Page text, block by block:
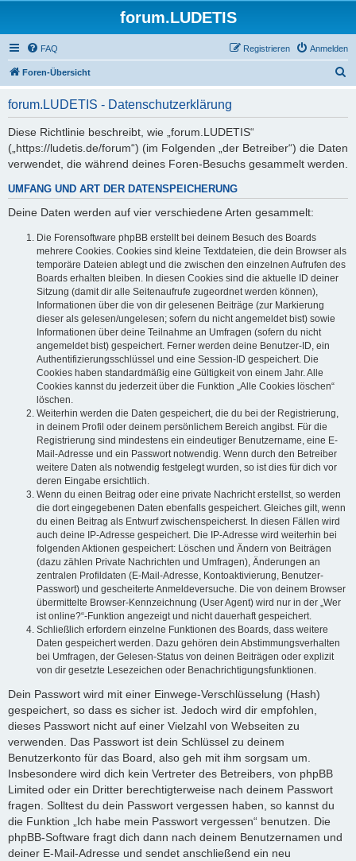
forum.LUDETIS
FAQ Anmelden
Registrieren
Foren-Übersicht
forum.LUDETIS - Datenschutzerklärung
Diese Richtlinie beschreibt, wie „forum.LUDETIS“
(„https://ludetis.de/forum“) (im Folgenden „der Betreiber“) die Daten
verwendet, die während deines Foren-Besuchs gesammelt werden.
UMFANG UND ART DER DATENSPEICHERUNG
Deine Daten werden auf vier verschiedene Arten gesammelt:
Die Forensoftware phpBB erstellt bei deinem Besuch des Boards
mehrere Cookies. Cookies sind kleine Textdateien, die dein Browser als
temporäre Dateien ablegt und die zwischen den einzelnen Aufrufen des
Boards erhalten bleiben. In diesen Cookies sind die aktuelle ID deiner
Sitzung (damit dir alle Seitenaufrufe zugeordnet werden können),
Informationen über die von dir gelesenen Beiträge (zur Markierung
dieser als gelesen/ungelesen; sofern du nicht angemeldet bist) sowie
Informationen über deine Teilnahme an Umfragen (sofern du nicht
angemeldet bist) gespeichert. Ferner werden deine Benutzer-ID, ein
Authentifizierungsschlüssel und eine Session-ID gespeichert. Die
Cookies haben standardmäßig eine Gültigkeit von einem Jahr. Alle
Cookies kannst du jederzeit über die Funktion „Alle Cookies löschen“
löschen.
Weiterhin werden die Daten gespeichert, die du bei der Registrierung,
in deinem Profil oder deinem persönlichem Bereich angibst. Für die
Registrierung sind mindestens ein eindeutiger Benutzername, eine E-
Mail-Adresse und ein Passwort notwendig. Wenn durch den Betreiber
weitere Daten als notwendig festgelegt wurden, so ist dies für dich vor
deren Eingabe ersichtlich.
Wenn du einen Beitrag oder eine private Nachricht erstellst, so werden
die dort eingegebenen Daten ebenfalls gespeichert. Gleiches gilt, wenn
du einen Beitrag als Entwurf zwischenspeicherst. In diesen Fällen wird
auch deine IP-Adresse gespeichert. Die IP-Adresse wird weiterhin bei
folgenden Aktionen gespeichert: Löschen und Ändern von Beiträgen
(dazu zählen Private Nachrichten und Umfragen), Änderungen an
zentralen Profildaten (E-Mail-Adresse, Kontoaktivierung, Benutzer-
Passwort) und gescheiterte Anmeldeversuche. Die von deinem Browser
übermittelte Browser-Kennzeichnung (User Agent) wird nur in der „Wer
ist online?“-Funktion angezeigt und nicht dauerhaft gespeichert.
Schließlich erfordern einzelne Funktionen des Boards, dass weitere
Daten gespeichert werden. Dazu gehören dein Abstimmungsverhalten
bei Umfragen, der Gelesen-Status von deinen Beiträgen oder explizit
von dir gesetzte Lesezeichen oder Benachrichtigungsfunktionen.
Dein Passwort wird mit einer Einwege-Verschlüsselung (Hash)
gespeichert, so dass es sicher ist. Jedoch wird dir empfohlen,
dieses Passwort nicht auf einer Vielzahl von Webseiten zu
verwenden. Das Passwort ist dein Schlüssel zu deinem
Benutzerkonto für das Board, also geh mit ihm sorgsam um.
Insbesondere wird dich kein Vertreter des Betreibers, von phpBB
Limited oder ein Dritter berechtigterweise nach deinem Passwort
fragen. Solltest du dein Passwort vergessen haben, so kannst du
die Funktion „Ich habe mein Passwort vergessen“ benutzen. Die
phpBB-Software fragt dich dann nach deinem Benutzernamen und
deiner E-Mail-Adresse und sendet anschließend ein neu